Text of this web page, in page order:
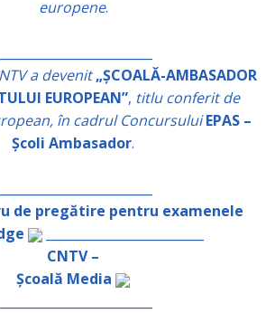
europene.
a devenit „ȘCOALĂ-AMBASADOR
EUROPEAN”, titlu conferit de
în cadrul Concursului EPAS –
Școli Ambasador.
de pregătire pentru examenele
_________________________
CNTV –
Școală Media